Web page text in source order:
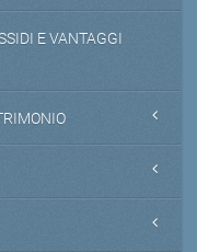
E VANTAGGI